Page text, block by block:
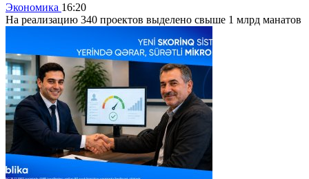
Экономика 16:20
На реализацию 340 проектов выделено свыше 1 млрд манатов